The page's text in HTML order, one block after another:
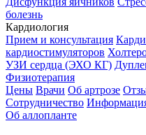
болезнь
Кардиология
Прием и консультация
кардиостимуляторов
УЗИ сердца (ЭХО КГ)
Физиотерапия
Цены Врачи Об артрозе
Сотрудничество Информация
Об аллопланте